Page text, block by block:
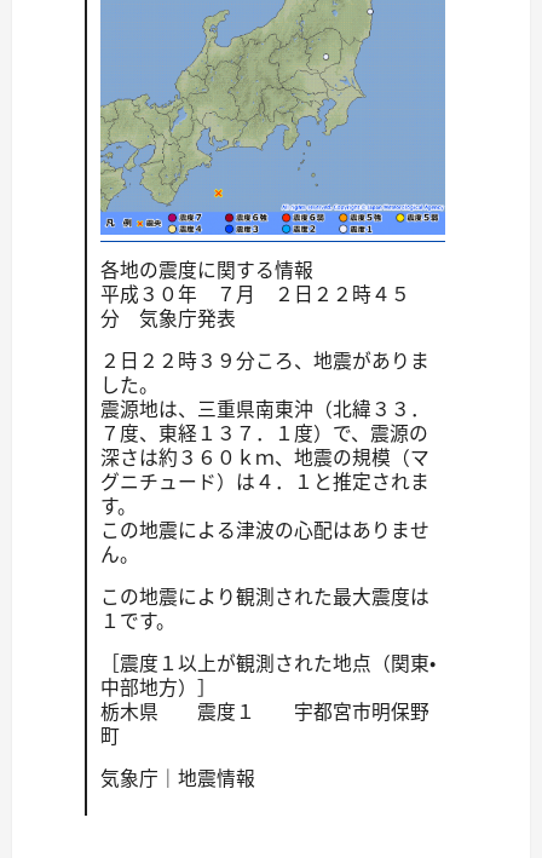
各地の震度に関する情報
平成３０年 ７月 ２日２２時４５
分 気象庁発表
２日２２時３９分ころ、地震がありま
した。
震源地は、三重県南東沖（北緯３３．
７度、東経１３７．１度）で、震源の
深さは約３６０ｋｍ、地震の規模（マ
グニチュード）は４．１と推定されま
す。
この地震による津波の心配はありませ
ん。
この地震により観測された最大震度は
１です。
［震度１以上が観測された地点（関東・
中部地方）］
栃木県 震度１ 宇都宮市明保野
町
気象庁｜地震情報